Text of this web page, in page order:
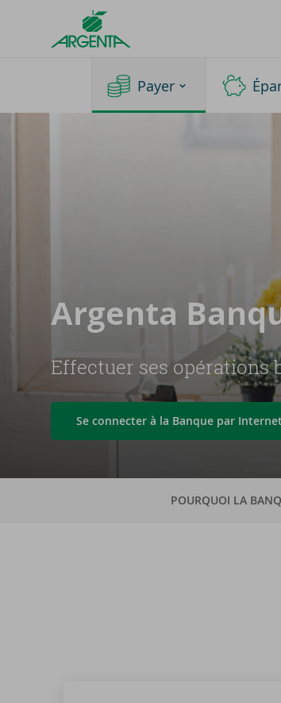
Argenta
Homepage
Payer
Argenta
Effectuer ses opérations
Se connecter à la Banque par Internet
POURQUOI LA